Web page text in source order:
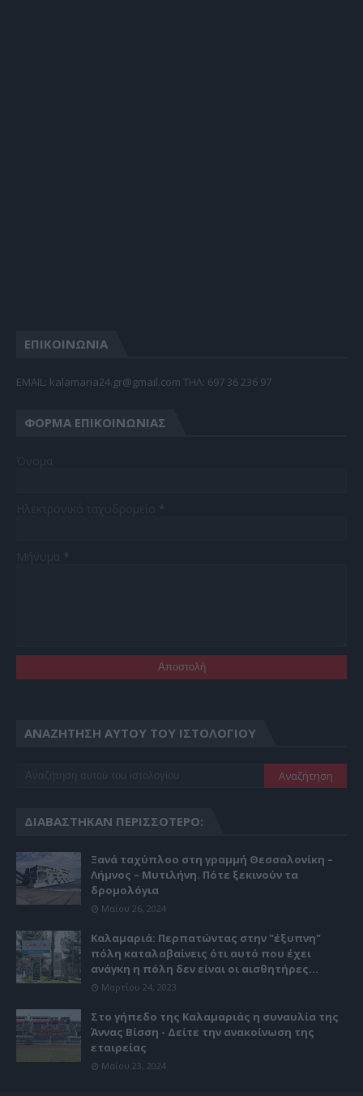
ΕΠΙΚΟΙΝΩΝΙΑ
EMAIL: kalamaria24.gr@gmail.com TΗΛ: 697 36 236 97
ΦΌΡΜΑ ΕΠΙΚΟΙΝΩΝΊΑΣ
ΑΝΑΖΉΤΗΣΗ ΑΥΤΟΎ ΤΟΥ ΙΣΤΟΛΟΓΊΟΥ
ΔΙΑΒΆΣΤΗΚΑΝ ΠΕΡΙΣΣΌΤΕΡΟ:
Ξανά ταχύπλοο στη γραμμή Θεσσαλονίκη –
Λήμνος – Μυτιλήνη. Πότε ξεκινούν τα
δρομολόγια
Μαΐου 26, 2024
Καλαμαριά: Περπατώντας στην "έξυπνη"
πόλη καταλαβαίνεις ότι αυτό που έχει
ανάγκη η πόλη δεν είναι οι αισθητήρες...
Μαρτίου 24, 2023
Στο γήπεδο της Καλαμαριάς η συναυλία της
Άννας Βίσση - Δείτε την ανακοίνωση της
εταιρείας
Μαΐου 23, 2024